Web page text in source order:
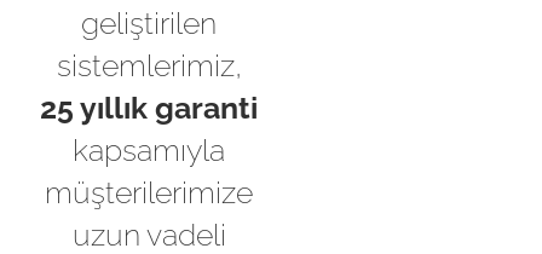
geliştirilen
sistemlerimiz,
25 yıllık garanti
kapsamıyla
müşterilerimize
uzun vadeli